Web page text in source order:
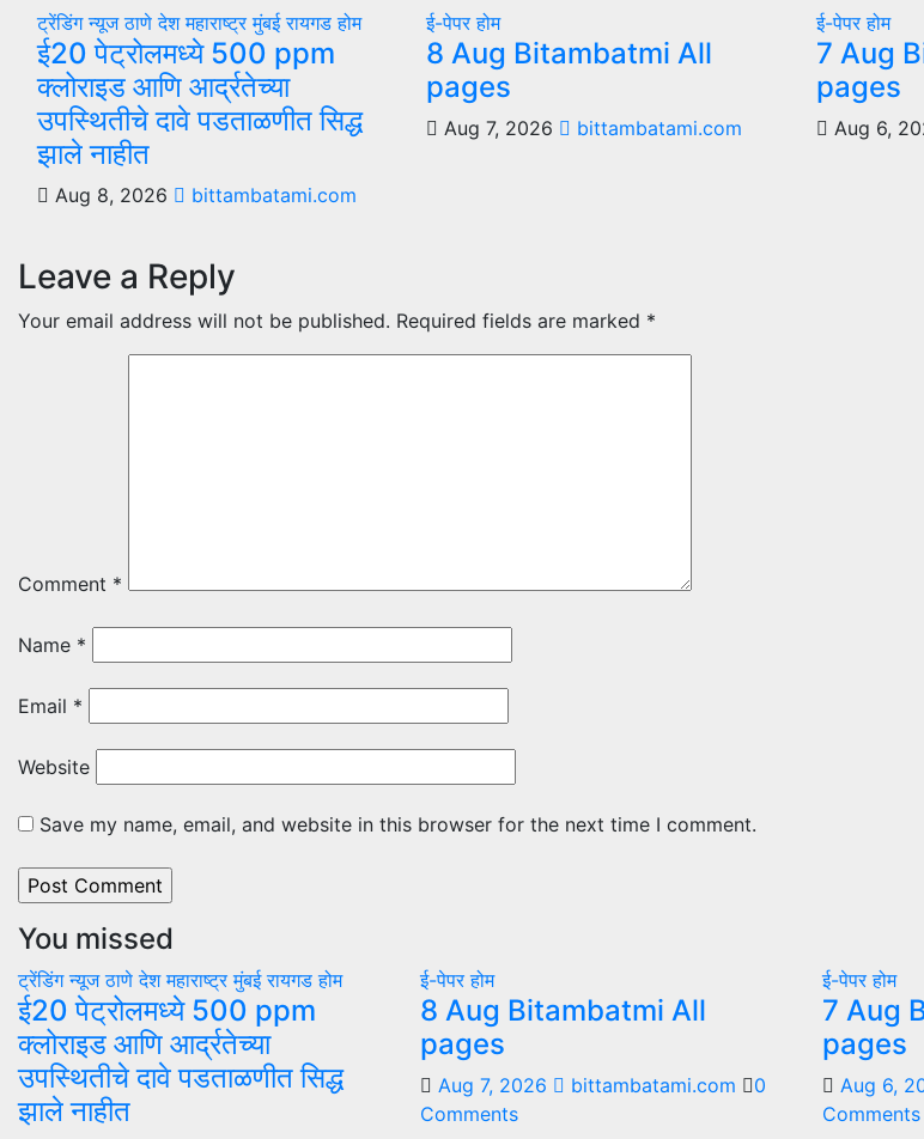
ट्रेंडिंग न्यूजठाणेदेशमहाराष्ट्रमुंबईरायगडहोम
ई20 पेट्रोलमध्ये 500 ppm
क्लोराइड आणि आर्द्रतेच्या
उपस्थितीचे दावे पडताळणीत सिद्ध
झाले नाहीत
Aug 8, 2026 bittambatami.com
ई-पेपरहोम
8 Aug Bitambatmi All
pages
Aug 7, 2026 bittambatami.com
ई-पेपरहोम
7 Aug
pages
Aug 6,
Leave a Reply
Your email address will not be published. Required fields are marked *
Comment *
Name *
Email *
Website
Save my name, email, and website in this browser for the next time I comment.
You missed
ट्रेंडिंग न्यूजठाणेदेशमहाराष्ट्रमुंबईरायगडहोम
ई20 पेट्रोलमध्ये 500 ppm
क्लोराइड आणि आर्द्रतेच्या
उपस्थितीचे दावे पडताळणीत सिद्ध
झाले नाहीत
ई-पेपरहोम
8 Aug Bitambatmi All
pages
Aug 7, 2026 bittambatami.com
0
Comments
ई-पेपरहोम
7 Aug
pages
Aug 6,
Comments